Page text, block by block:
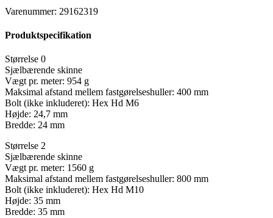
Varenummer: 29162319
Produktspecifikation
Størrelse 0
Sjælbærende skinne
Vægt pr. meter: 954 g
Maksimal afstand mellem fastgørelseshuller: 400 mm
Bolt (ikke inkluderet): Hex Hd M6
Højde: 24,7 mm
Bredde: 24 mm
Størrelse 2
Sjælbærende skinne
Vægt pr. meter: 1560 g
Maksimal afstand mellem fastgørelseshuller: 800 mm
Bolt (ikke inkluderet): Hex Hd M10
Højde: 35 mm
Bredde: 35 mm